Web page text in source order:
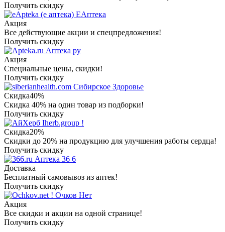
Получить скидку
ЕАптека
Акция
Все действующие акции и спецпредложения!
Получить скидку
Аптека ру
Акция
Специальные цены, скидки!
Получить скидку
Сибирское Здоровье
Скидка40%
Скидка 40% на один товар из подборки!
Получить скидку
Iherb.group !
Скидка20%
Скидки до 20% на продукцию для улучшения работы сердца!
Получить скидку
Аптека 36 6
Доставка
Бесплатный самовывоз из аптек!
Получить скидку
Очков Нет
Акция
Все скидки и акции на одной странице!
Получить скидку